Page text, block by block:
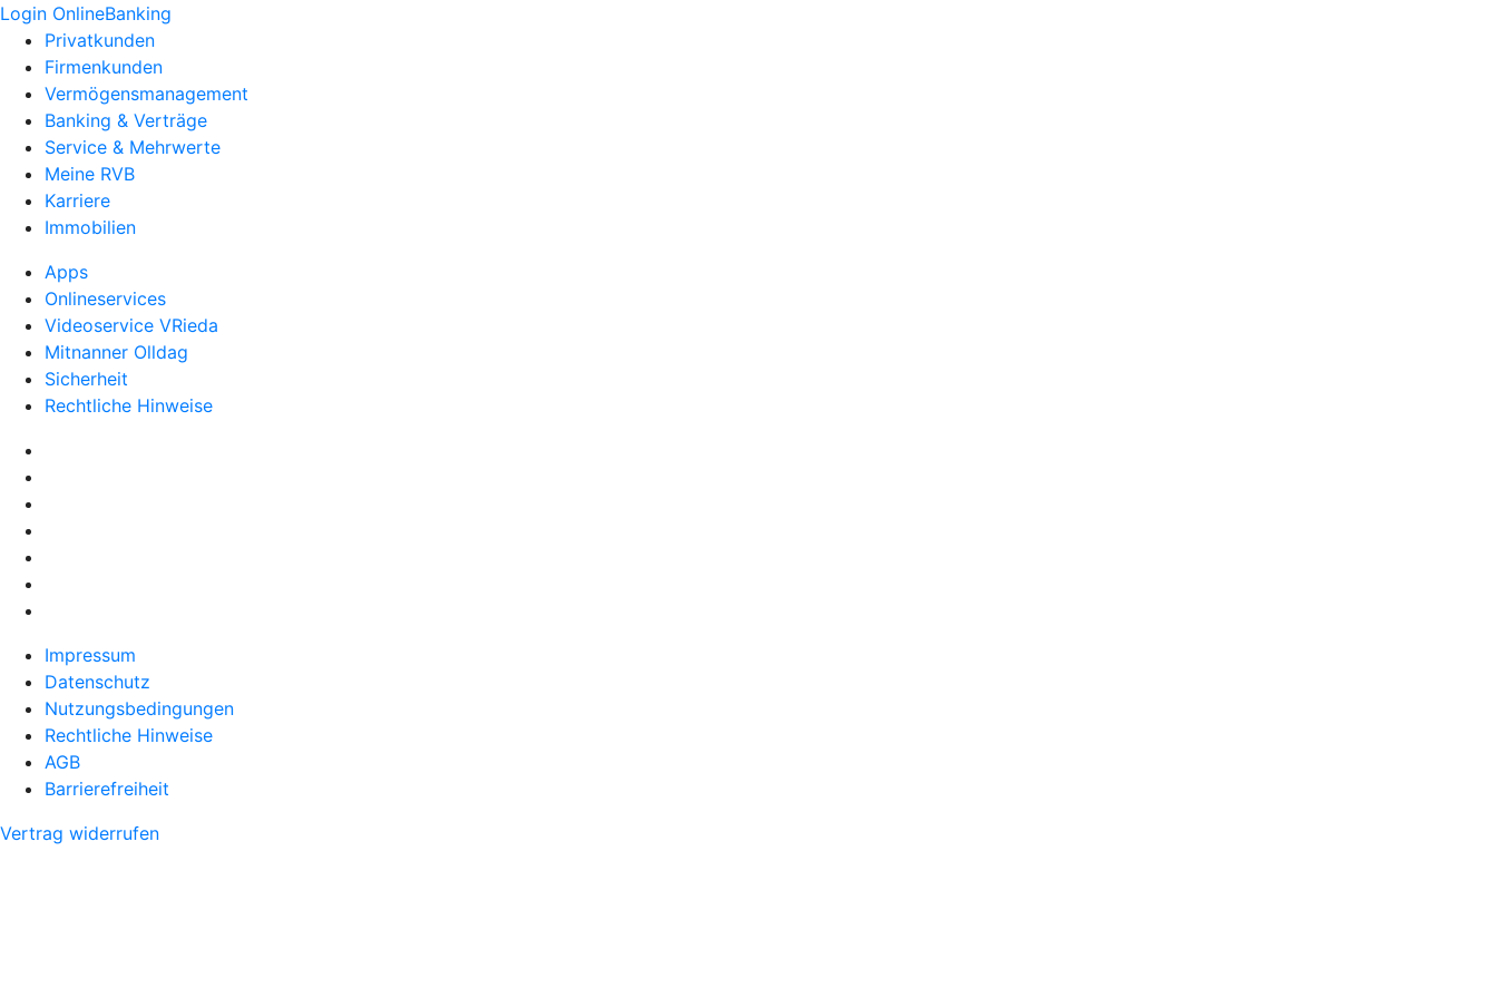
Login OnlineBanking
Privatkunden
Firmenkunden
Vermögensmanagement
Banking & Verträge
Service & Mehrwerte
Meine RVB
Karriere
Immobilien
Apps
Onlineservices
Videoservice VRieda
Mitnanner Olldag
Sicherheit
Rechtliche Hinweise
Impressum
Datenschutz
Nutzungsbedingungen
Rechtliche Hinweise
AGB
Barrierefreiheit
Vertrag widerrufen